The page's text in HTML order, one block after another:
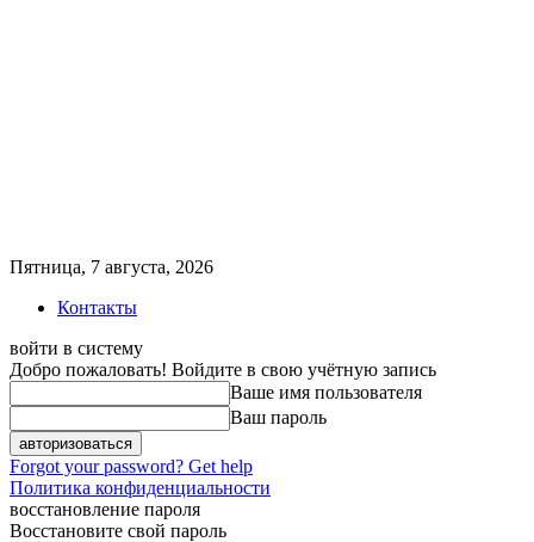
Пятница, 7 августа, 2026
Контакты
войти в систему
Добро пожаловать! Войдите в свою учётную запись
Ваше имя пользователя
Ваш пароль
Forgot your password? Get help
Политика конфиденциальности
восстановление пароля
Восстановите свой пароль